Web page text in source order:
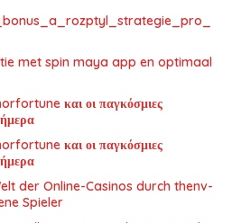
met spin maya app en optimaal
και οι παγκόσμιες
και οι παγκόσμιες
der Online-Casinos durch thenv-
Spieler